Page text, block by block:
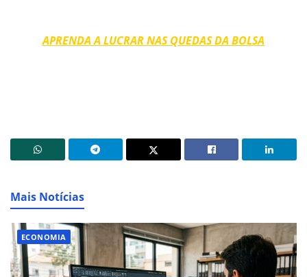
APRENDA A LUCRAR NAS QUEDAS DA BOLSA
Mais Notícias
ECONOMIA